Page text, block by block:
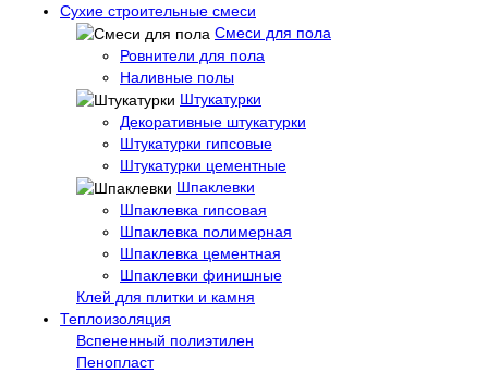
Сухие строительные смеси
Смеси для пола
Ровнители для пола
Наливные полы
Штукатурки
Декоративные штукатурки
Штукатурки гипсовые
Штукатурки цементные
Шпаклевки
Шпаклевка гипсовая
Шпаклевка полимерная
Шпаклевка цементная
Шпаклевки финишные
Клей для плитки и камня
Теплоизоляция
Вспененный полиэтилен
Пенопласт